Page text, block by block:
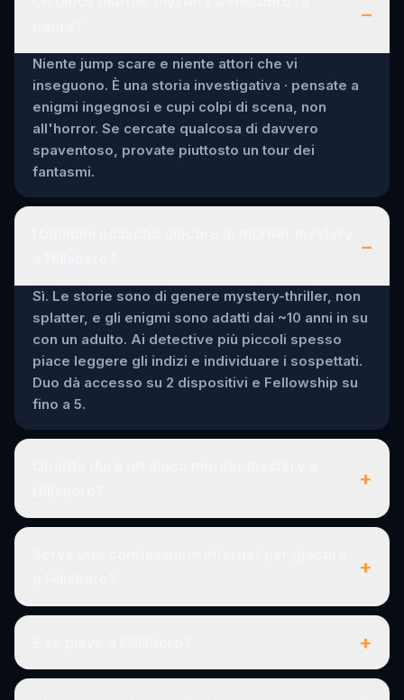
–
Niente jump scare e niente attori che vi
inseguono. È una storia investigativa · pensate a
enigmi ingegnosi e cupi colpi di scena, non
all'horror. Se cercate qualcosa di davvero
spaventoso, provate piuttosto un tour dei
fantasmi.
–
Sì. Le storie sono di genere mystery-thriller, non
splatter, e gli enigmi sono adatti dai ~10 anni in su
con un adulto. Ai detective più piccoli spesso
piace leggere gli indizi e individuare i sospettati.
Duo dà accesso su 2 dispositivi e Fellowship su
fino a 5.
+
+
+